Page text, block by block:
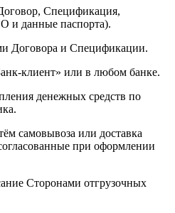
Спецификация,
и данные паспорта).
Договора и Спецификации.
клиент» или в любом банке.
денежных средств по
самовывоза или доставка
при оформлении
Сторонами отгрузочных